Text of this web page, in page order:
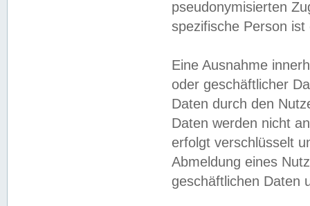
pseudonymisierten
spezifische Person
Eine Ausnahme
oder geschäftlicher
Daten durch den
Daten werden nicht
erfolgt verschlüsselt
Abmeldung eines
geschäftlichen Daten